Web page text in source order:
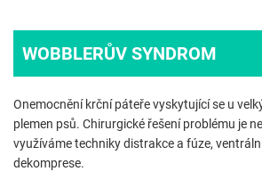
WOBBLERŮV SYNDROM
Onemocnění krční páteře vyskytující se u
plemen psů. Chirurgické řešení problému je
využíváme techniky distrakce a fúze,
dekomprese.